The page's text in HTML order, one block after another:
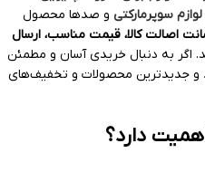
لوازم سوپرمارکتی و صدها محصول
اصالت کالا، قیمت مناسب، ارسال
اگر به دنبال خریدی آسان و مطمئن
و جدیدترین محصولات و تخفیف‌های
دارد؟